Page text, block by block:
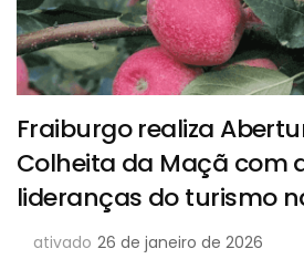
Fraiburgo realiza
Colheita da Maçã com
lideranças do turismo
ativado 26 de janeiro de 2026